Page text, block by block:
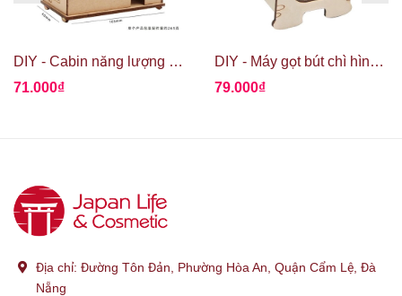
DIY - Cabin năng lượng mặt trời
71.000₫
DIY - Máy gọt bút chì hình gấu con
79.000₫
Địa chỉ: Đường Tôn Đản, Phường Hòa An, Quận Cẩm Lệ, Đà
Nẵng